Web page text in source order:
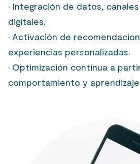
· Integración de datos,
digitales.
· Activación de
experiencias personalizadas.
· Optimización continua a
comportamiento y